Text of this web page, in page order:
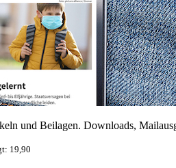
und Beilagen. Downloads,
19,90